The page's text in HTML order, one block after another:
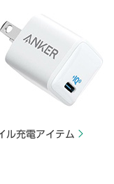
ル充電アイテム